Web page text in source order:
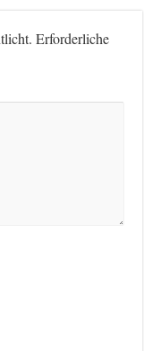
Erforderliche